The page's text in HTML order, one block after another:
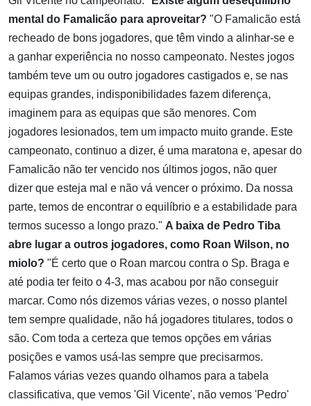
mental do Famalicão para aproveitar? "O Famalicão está
recheado de bons jogadores, que têm vindo a alinhar-se e
a ganhar experiência no nosso campeonato. Nestes jogos
também teve um ou outro jogadores castigados e, se nas
equipas grandes, indisponibilidades fazem diferença,
imaginem para as equipas que são menores. Com
jogadores lesionados, tem um impacto muito grande. Este
campeonato, continuo a dizer, é uma maratona e, apesar do
Famalicão não ter vencido nos últimos jogos, não quer
dizer que esteja mal e não vá vencer o próximo. Da nossa
parte, temos de encontrar o equilíbrio e a estabilidade para
termos sucesso a longo prazo." A baixa de Pedro Tiba
abre lugar a outros jogadores, como Roan Wilson, no
miolo? "É certo que o Roan marcou contra o Sp. Braga e
até podia ter feito o 4-3, mas acabou por não conseguir
marcar. Como nós dizemos várias vezes, o nosso plantel
tem sempre qualidade, não há jogadores titulares, todos o
são. Com toda a certeza que temos opções em várias
posições e vamos usá-las sempre que precisarmos.
Falamos várias vezes quando olhamos para a tabela
classificativa, que vemos 'Gil Vicente', não vemos 'Pedro'